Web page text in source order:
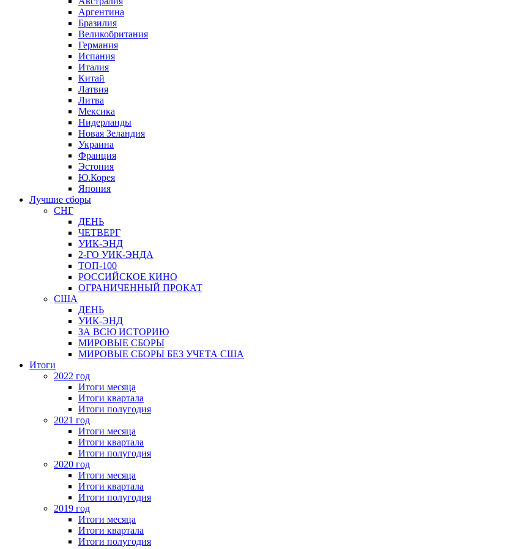
Аргентина
Бразилия
Великобритания
Германия
Испания
Италия
Китай
Латвия
Литва
Мексика
Нидерланды
Новая Зеландия
Украина
Франция
Эстония
Ю.Корея
Япония
Лучшие сборы
СНГ
ДЕНЬ
ЧЕТВЕРГ
УИК-ЭНД
2-ГО УИК-ЭНДА
ТОП-100
РОССИЙСКОЕ КИНО
ОГРАНИЧЕННЫЙ ПРОКАТ
США
ДЕНЬ
УИК-ЭНД
ЗА ВСЮ ИСТОРИЮ
МИРОВЫЕ СБОРЫ
МИРОВЫЕ СБОРЫ БЕЗ УЧЕТА США
Итоги
2022 год
Итоги месяца
Итоги квартала
Итоги полугодия
2021 год
Итоги месяца
Итоги квартала
Итоги полугодия
2020 год
Итоги месяца
Итоги квартала
Итоги полугодия
2019 год
Итоги месяца
Итоги квартала
Итоги полугодия